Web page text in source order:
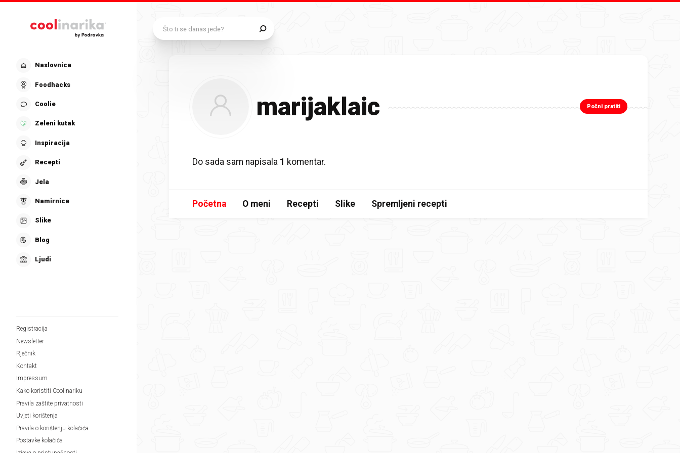
Naslovnica
Foodhacks
Coolie
Zeleni kutak
Inspiracija
Recepti
Jela
Namirnice
Slike
Blog
Ljudi
Registracija
Newsletter
Rječnik
Kontakt
Impressum
Kako koristiti Coolinariku
Pravila zaštite privatnosti
Uvjeti korištenja
Pravila o korištenju kolačića
Postavke kolačića
marijaklaic Počni pratiti
Do sada sam napisala 1 komentar.
Početna O meni Recepti Slike Spremljeni recepti
Što ti se danas jede?